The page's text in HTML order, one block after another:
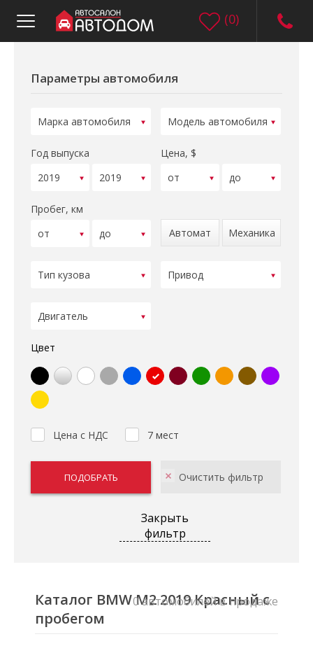
(0)
Параметры автомобиля
Год выпуска Цена, $
Пробег, км
Автомат
Механика
Цвет
Цена с НДС 7 мест
Закрыть
фильтр
Каталог BMW M2 2019 Красный с
пробегом
0 автомобилей в продаже